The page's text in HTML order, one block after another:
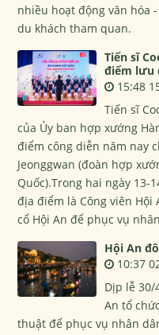
nhiều hoạt động văn hóa
du khách tham quan.
Tiến sĩ
điểm lưu
15:48
Tiến sĩ
của Ủy ban hợp xướng
điểm công diễn năm nay
Jeonggwan (đoàn hợp
Quốc).Trong hai ngày 13-
địa điểm là Công viên Hội
cổ Hội An để phục vụ
Hội An
10:37
Dịp lễ 30/
An tổ
thuật để phục vụ nhân